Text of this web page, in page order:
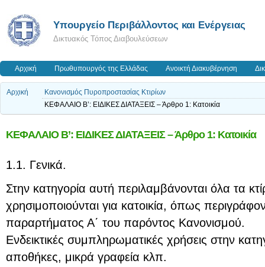
Yπουργείο Περιβάλλοντος και Ενέργειας
Δικτυακός Τόπος Διαβουλεύσεων
Αρχική Πρωθυπουργός της Ελλάδας Ανοικτή Διακυβέρνηση
Αρχική
Κανονισμός Πυροπροστασίας Κτιρίων
ΚΕΦΑΛΑΙΟ Β’: ΕΙΔΙΚΕΣ ΔΙΑΤΑΞΕΙΣ – Άρθρο 1: Κατοικία
ΚΕΦΑΛΑΙΟ Β’: ΕΙΔΙΚΕΣ ΔΙΑΤΑΞΕΙΣ – Άρθρο 1: Κατοικία
1.1. Γενικά.
Στην κατηγορία αυτή περιλαμβάνονται όλα τα
χρησιμοποιούνται για κατοικία, όπως
παραρτήματος Α΄ του παρόντος Κανονισμού.
Ενδεικτικές συμπληρωματικές χρήσεις στην
αποθήκες, μικρά γραφεία κλπ.